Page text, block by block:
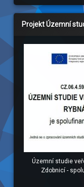
Projekt Územní
Územní studie
Zdobnicí -